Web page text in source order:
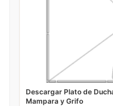
Descargar Plato de
Mampara y Grifo